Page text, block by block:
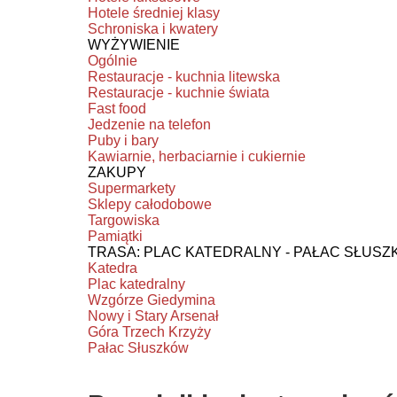
Hotele średniej klasy
Schroniska i kwatery
WYŻYWIENIE
Ogólnie
Restauracje - kuchnia litewska
Restauracje - kuchnie świata
Fast food
Jedzenie na telefon
Puby i bary
Kawiarnie, herbaciarnie i cukiernie
ZAKUPY
Supermarkety
Sklepy całodobowe
Targowiska
Pamiątki
TRASA: PLAC KATEDRALNY - PAŁAC
Katedra
Plac katedralny
Wzgórze Giedymina
Nowy i Stary Arsenał
Góra Trzech Krzyży
Pałac Słuszków